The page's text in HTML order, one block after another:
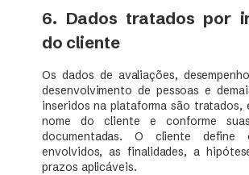
6. Dados tratados por
do cliente
Os dados de avaliações,
desenvolvimento de pessoas e
inseridos na plataforma são tratados,
nome do cliente e conforme
documentadas. O cliente define
envolvidos, as finalidades, a
prazos aplicáveis.